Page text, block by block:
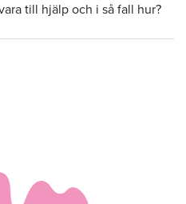
till hjälp och i så fall hur?